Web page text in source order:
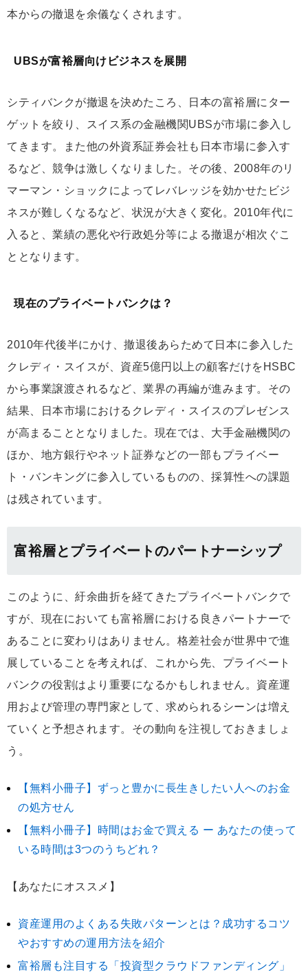
本からの撤退を余儀なくされます。
UBSが富裕層向けビジネスを展開
シティバンクが撤退を決めたころ、日本の富裕層にター
ゲットを絞り、スイス系の金融機関UBSが市場に参入し
てきます。また他の外資系証券会社も日本市場に参入す
るなど、競争は激しくなりました。その後、2008年のリ
マーマン・ショックによってレバレッジを効かせたビジ
ネスが難しくなるなど、状況が大きく変化。2010年代に
入ると、業績の悪化や行政処分等による撤退が相次ぐこ
ととなります。
現在のプライベートバンクは？
2010年代後半にかけ、撤退後あらためて日本に参入した
クレディ・スイスが、資産5億円以上の顧客だけをHSBC
から事業譲渡されるなど、業界の再編が進みます。その
結果、日本市場におけるクレディ・スイスのプレゼンス
が高まることとなりました。現在では、大手金融機関の
ほか、地方銀行やネット証券などの一部もプライベー
ト・バンキングに参入しているものの、採算性への課題
は残されています。
富裕層とプライベートのパートナーシップ
このように、紆余曲折を経てきたプライベートバンクで
すが、現在においても富裕層における良きパートナーで
あることに変わりはありません。格差社会が世界中で進
展していることを考えれば、これから先、プライベート
バンクの役割はより重要になるかもしれません。資産運
用および管理の専門家として、求められるシーンは増え
ていくと予想されます。その動向を注視しておきましょ
う。
【無料小冊子】ずっと豊かに長生きしたい人へのお金
の処方せん
【無料小冊子】時間はお金で買える ー あなたの使って
いる時間は3つのうちどれ？
【あなたにオススメ】
資産運用のよくある失敗パターンとは？成功するコツ
やおすすめの運用方法を紹介
富裕層も注目する「投資型クラウドファンディング」